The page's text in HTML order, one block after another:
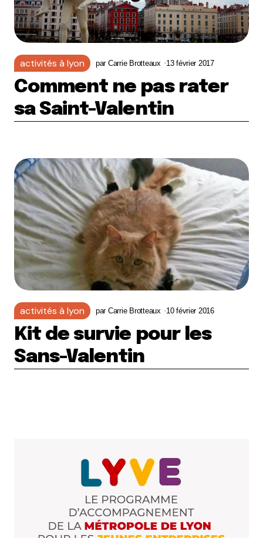
activités à lyon par Carrie Brotteaux 13 février 2017
Comment ne pas rater
sa Saint-Valentin
activités à lyon par Carrie Brotteaux 10 février 2016
Kit de survie pour les
Sans-Valentin